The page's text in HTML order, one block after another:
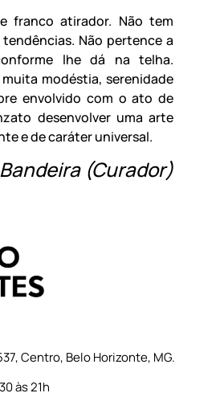
franco atirador. Não tem
Não pertence a
lhe dá na telha.
muita modéstia, serenidade
envolvido com o ato de
desenvolver uma arte
e de caráter universal.
(Curador)
Centro, Belo Horizonte, MG.
às 21h